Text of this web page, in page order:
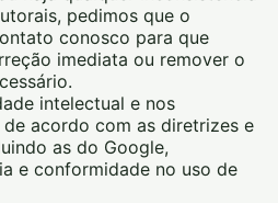
pedimos que o
conosco para que
imediata ou remover o
intelectual e nos
acordo com as diretrizes e
as do Google,
e conformidade no uso de